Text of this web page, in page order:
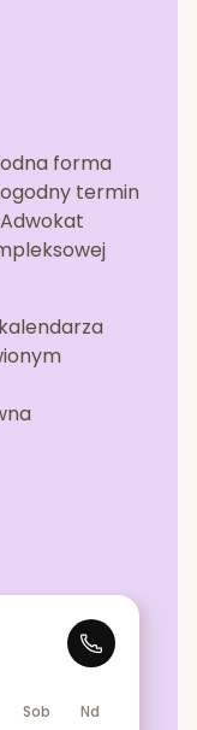
forma
termin
Sob Nd